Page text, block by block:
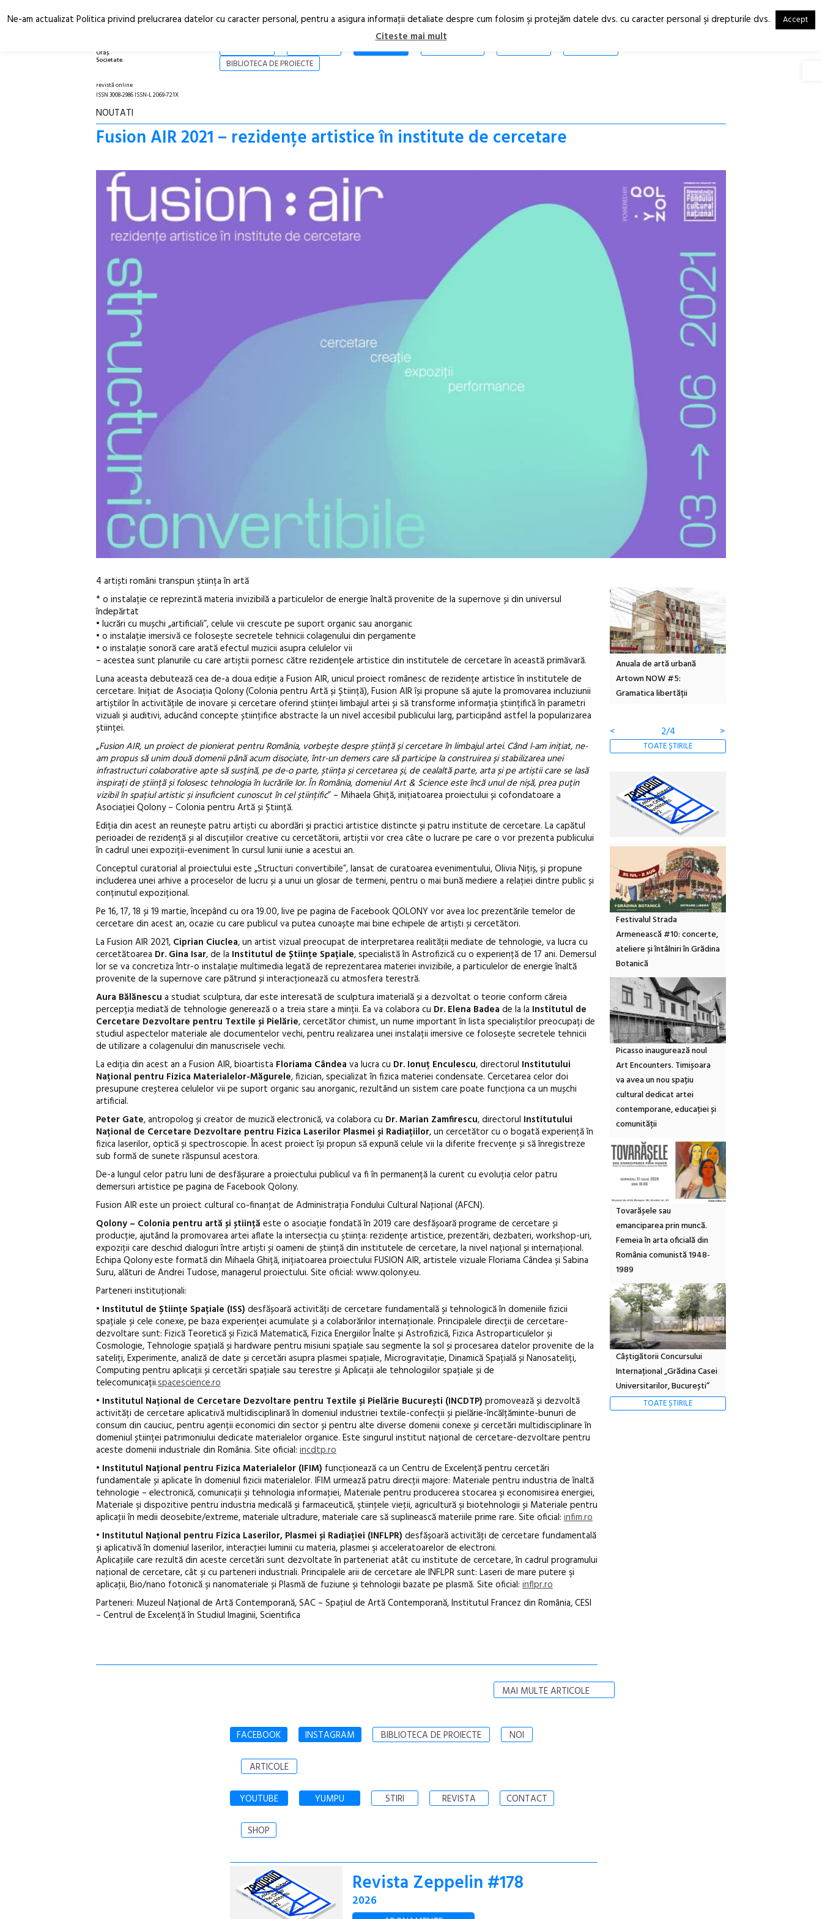
Oraș.
Societate.
RO
EN
STIRI
BIBLIOTECA DE PROIECTE
revistă online
ISSN 3008-2986 ISSN-L 2069-721X
NOUTATI
Fusion AIR 2021 – rezidențe artistice în institute de cercetare
4 artiști români transpun știința în artă
* o instalație ce reprezintă materia invizibilă a particulelor de energie înaltă provenite de la supernove și din universul
îndepărtat
• lucrări cu mușchi „artificiali”, celule vii crescute pe suport organic sau anorganic
• o instalație imersivă ce folosește secretele tehnicii colagenului din pergamente
• o instalație sonoră care arată efectul muzicii asupra celulelor vii
– acestea sunt planurile cu care artiștii pornesc către rezidențele artistice din institutele de cercetare în această primăvară.
Luna aceasta debutează cea de-a doua ediție a Fusion AIR, unicul proiect românesc de rezidențe artistice în institutele de
cercetare. Inițiat de Asociația Qolony (Colonia pentru Artă și Știință), Fusion AIR își propune să ajute la promovarea incluziunii
artiștilor în activitățile de inovare și cercetare oferind științei limbajul artei și să transforme informația științifică în parametri
vizuali și auditivi, aducând concepte științifice abstracte la un nivel accesibil publicului larg, participând astfel la popularizarea
științei.
„Fusion AIR, un proiect de pionierat pentru România, vorbește despre știință și cercetare în limbajul artei. Când l-am inițiat, ne-
am propus să unim două domenii până acum disociate, într-un demers care să participe la construirea și stabilizarea unei
infrastructuri colaborative apte să susțină, pe de-o parte, știința și cercetarea și, de cealaltă parte, arta și pe artiștii care se lasă
inspirați de știință și folosesc tehnologia în lucrările lor. În România, domeniul Art & Science este încă unul de nișă, prea puțin
vizibil în spațiul artistic și insuficient cunoscut în cel științific” – Mihaela Ghiță, inițiatoarea proiectului și cofondatoare a
Asociației Qolony – Colonia pentru Artă și Știință.
Ediția din acest an reunește patru artiști cu abordări și practici artistice distincte și patru institute de cercetare. La capătul
perioadei de rezidență și al discuțiilor creative cu cercetătorii, artiștii vor crea câte o lucrare pe care o vor prezenta publicului
în cadrul unei expoziții-eveniment în cursul lunii iunie a acestui an.
Conceptul curatorial al proiectului este „Structuri convertibile”, lansat de curatoarea evenimentului, Olivia Nițiș, și propune
includerea unei arhive a proceselor de lucru și a unui un glosar de termeni, pentru o mai bună mediere a relației dintre public și
conținutul expozițional.
Pe 16, 17, 18 și 19 martie, începând cu ora 19.00, live pe pagina de Facebook QOLONY vor avea loc prezentările temelor de
cercetare din acest an, ocazie cu care publicul va putea cunoaște mai bine echipele de artiști și cercetători.
La Fusion AIR 2021, Ciprian Ciuclea, un artist vizual preocupat de interpretarea realității mediate de tehnologie, va lucra cu
cercetătoarea Dr. Gina Isar, de la Institutul de Științe Spațiale, specialistă în Astrofizică cu o experiență de 17 ani. Demersul
lor se va concretiza într-o instalație multimedia legată de reprezentarea materiei invizibile, a particulelor de energie înaltă
provenite de la supernove care pătrund și interacționează cu atmosfera terestră.
Aura Bălănescu a studiat sculptura, dar este interesată de sculptura imaterială și a dezvoltat o teorie conform căreia
percepția mediată de tehnologie generează o a treia stare a minții. Ea va colabora cu Dr. Elena Badea de la la Institutul de
Cercetare Dezvoltare pentru Textile și Pielărie, cercetător chimist, un nume important în lista specialiștilor preocupați de
studiul aspectelor materiale ale documentelor vechi, pentru realizarea unei instalații imersive ce folosește secretele tehnicii
de utilizare a colagenului din manuscrisele vechi.
La ediția din acest an a Fusion AIR, bioartista Floriama Cândea va lucra cu Dr. Ionuț Enculescu, directorul Institutului
Național pentru Fizica Materialelor-Măgurele, fizician, specializat în fizica materiei condensate. Cercetarea celor doi
presupune creșterea celulelor vii pe suport organic sau anorganic, rezultând un sistem care poate funcționa ca un mușchi
artificial.
Peter Gate, antropolog și creator de muzică electronică, va colabora cu Dr. Marian Zamfirescu, directorul Institutului
Național de Cercetare Dezvoltare pentru Fizica Laserilor Plasmei și Radiațiilor, un cercetător cu o bogată experiență în
fizica laserilor, optică și spectroscopie. În acest proiect își propun să expună celule vii la diferite frecvențe și să înregistreze
sub formă de sunete răspunsul acestora.
De-a lungul celor patru luni de desfășurare a proiectului publicul va fi în permanență la curent cu evoluția celor patru
demersuri artistice pe pagina de Facebook Qolony.
Fusion AIR este un proiect cultural co-finanţat de Administraţia Fondului Cultural Naţional (AFCN).
Qolony – Colonia pentru artă și știință este o asociație fondată în 2019 care desfășoară programe de cercetare și
producție, ajutând la promovarea artei aflate la intersecția cu știința: rezidențe artistice, prezentări, dezbateri, workshop-uri,
expoziții care deschid dialoguri între artiști și oameni de știință din institutele de cercetare, la nivel național și internațional.
Echipa Qolony este formată din Mihaela Ghiță, inițiatoarea proiectului FUSION AIR, artistele vizuale Floriama Cândea și Sabina
Suru, alături de Andrei Tudose, managerul proiectului. Site oficial: www.qolony.eu.
Parteneri instituționali:
• Institutul de Științe Spațiale (ISS) desfășoară activități de cercetare fundamentală și tehnologică în domeniile fizicii
spațiale și cele conexe, pe baza experienței acumulate și a colaborărilor internaționale. Principalele direcții de cercetare-
dezvoltare sunt: Fizică Teoretică și Fizică Matematică, Fizica Energiilor Înalte și Astrofizică, Fizica Astroparticulelor și
Cosmologie, Tehnologie spațială și hardware pentru misiuni spațiale sau segmente la sol și procesarea datelor provenite de la
sateliți, Experimente, analiză de date și cercetări asupra plasmei spațiale, Microgravitație, Dinamică Spațială și Nanosateliți,
Computing pentru aplicații și cercetări spațiale sau terestre și Aplicații ale tehnologiilor spațiale și de
telecomunicații.spacescience.ro
• Institutul Național de Cercetare Dezvoltare pentru Textile și Pielărie București (INCDTP) promovează și dezvoltă
activități de cercetare aplicativă multidisciplinară în domeniul industriei textile-confecții și pielărie-încălțăminte-bunuri de
consum din cauciuc, pentru agenții economici din sector și pentru alte diverse domenii conexe și cercetări multidisciplinare în
domeniul științei patrimoniului dedicate materialelor organice. Este singurul institut național de cercetare-dezvoltare pentru
aceste domenii industriale din România. Site oficial: incdtp.ro
• Institutul Național pentru Fizica Materialelor (IFIM) funcționează ca un Centru de Excelență pentru cercetări
fundamentale și aplicate în domeniul fizicii materialelor. IFIM urmează patru direcții majore: Materiale pentru industria de înaltă
tehnologie – electronică, comunicaţii şi tehnologia informaţiei, Materiale pentru producerea stocarea şi economisirea energiei,
Materiale şi dispozitive pentru industria medicală şi farmaceutică, ştiinţele vieţii, agricultură şi biotehnologii și Materiale pentru
aplicaţii în medii deosebite/extreme, materiale ultradure, materiale care să suplinească materiile prime rare. Site oficial: infim.ro
• Institutul Național pentru Fizica Laserilor, Plasmei și Radiației (INFLPR) desfăşoară activităţi de cercetare fundamentală
şi aplicativă în domeniul laserilor, interacţiei luminii cu materia, plasmei şi acceleratoarelor de electroni.
Aplicaţiile care rezultă din aceste cercetări sunt dezvoltate în parteneriat atât cu institute de cercetare, în cadrul programului
naţional de cercetare, cât şi cu parteneri industriali. Principalele arii de cercetare ale INFLPR sunt: Laseri de mare putere şi
aplicaţii, Bio/nano fotonică şi nanomateriale și Plasmă de fuziune şi tehnologii bazate pe plasmă. Site oficial: inflpr.ro
Parteneri: Muzeul Național de Artă Contemporană, SAC – Spațiul de Artă Contemporană, Institutul Francez din România, CESI
– Centrul de Excelență în Studiul Imaginii, Scientifica
MAI MULTE ARTICOLE
Open Call – Local Design
Awards 2026
Anuala de artă urbană
Artown NOW #5:
Gramatica libertății
< 2/4 >
TOATE ȘTIRILE
Festivalul Strada
Armenească #10: concerte,
ateliere și întâlniri în Grădina
Botanică
Picasso inaugurează noul
Art Encounters. Timișoara
va avea un nou spațiu
cultural dedicat artei
contemporane, educației și
comunității
Tovarășele sau
emanciparea prin muncă.
Femeia în arta oficială din
România comunistă 1948-
1989
Câștigătorii Concursului
Internațional „Grădina Casei
Universitarilor, București”
TOATE ȘTIRILE
FACEBOOK INSTAGRAM BIBLIOTECA DE PROIECTE NOI
ARTICOLE
YOUTUBE YUMPU STIRI REVISTA CONTACT
SHOP
Revista Zeppelin #178
2026
Ne-am actualizat Politica privind prelucrarea datelor cu caracter personal, pentru a asigura informaţii detaliate despre cum folosim şi protejăm datele dvs. cu caracter personal şi drepturile dvs. Accept
Citeste mai mult